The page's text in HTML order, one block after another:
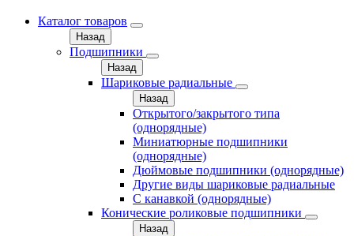
Каталог товаров
Назад
Подшипники
Назад
Шариковые радиальные
Назад
Открытого/закрытого типа
(однорядные)
Миниатюрные подшипники
(однорядные)
Дюймовые подшипники (однорядные)
Другие виды шариковые радиальные
С канавкой (однорядные)
Конические роликовые подшипники
Назад